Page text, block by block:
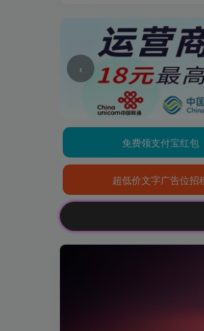
‹
免费领支付宝红包
超低价文字广告位招